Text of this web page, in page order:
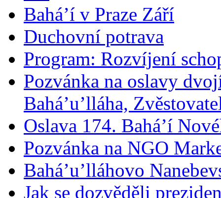
Bahá’í v Praze Září
Duchovní potrava
Program: Rozvíjení
Pozvánka na oslavy
Bahá’u’lláha,
Oslava 174. Bahá’í
Pozvánka na NGO
Bahá’u’lláhovo
Jak se dozvěděli